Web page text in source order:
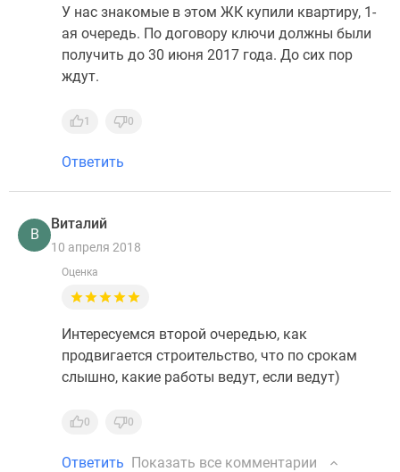
У нас знакомые в этом ЖК купили квартиру, 1-
ая очередь. По договору ключи должны были
получить до 30 июня 2017 года. До сих пор
ждут.
1 0
Ответить
В
Виталий
10 апреля 2018
Оценка
Интересуемся второй очередью, как
продвигается строительство, что по срокам
слышно, какие работы ведут, если ведут)
0 0
Ответить Показать все комментарии